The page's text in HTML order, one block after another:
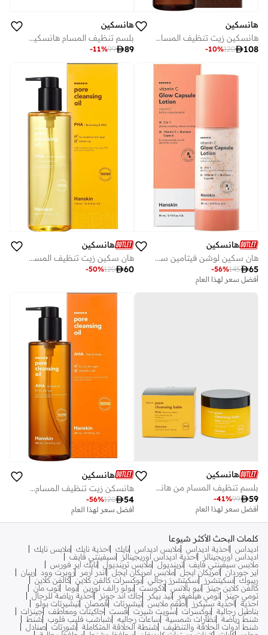
هانسكين
هانسكين زيت تنظيف المسام بي إتش إيه فريش وخفيف 300 مل
108
120
-10%
هانسكين
بلسم تنظيف المسام هانسكين بحمض ألفا هيدروكسي غني ومرطب 80 جرام
89
99
-11%
هانسكين
هان سكين لوشن فيتامين سي جلو كبسول 80 مل
65
145
-56%
أفضل سعر لهذا العام
هانسكين
هان سكين زيت تنظيف المسام بي إتش إيه متوازن ولطيف 300 مل
60
120
-50%
هانسكين
بلسم تنظيف المسام من هانسكن بي إتش إيه متوازن ولطيف – 80 جرام
59
99
-41%
أفضل سعر لهذا العام
هانسكين
هانسكن زيت تنظيف المسام ايه اتش ايه غني ومرطب 300 مل
54
120
-56%
أفضل سعر لهذا العام
كلمات البحث الأكثر شيوعا
اديداس احذية اديداس ملابس اديداس نايك احذية نايك ملابس نايك
اديداس اوريجينالز
احذية اديداس اوريجينالز
سيفينتي فايف
ملابس سيفينتي فايف ترينديول ملابس ترينديول نايك اير فورس
اير جوردان امريكان ايجل ملابس امريكان ايجل اندر ارمر روبرت وود
ريبان
ريبوك
سكيتشرز سكيتشرز رجالي بوكسرات كالفن كلاين كالفن كلاين
كالفن كلاين جينز نيو بالانس لاكوست بولو رالف لورين بوما
توب مان
تومي جينز تومي هيلفيغر تيد بيكر جاك اند جونز
أحذية رياضة للرجال
احذية
احذية سنيكرز أطقم ملابس تيشيرتات قمصان تيشيرتات بولو
بناطيل رجالية بوكسرات سويت شيرت فست جاكيتات ومعاطف جينزات
شنط رياضة نظارات شمسية ساعات رجاليه شباشب فليب فلوب
شنط
شنط أدوات الحلاقة والتنظيف
شنطة الحلاقة المتكاملة شورتات صنادل